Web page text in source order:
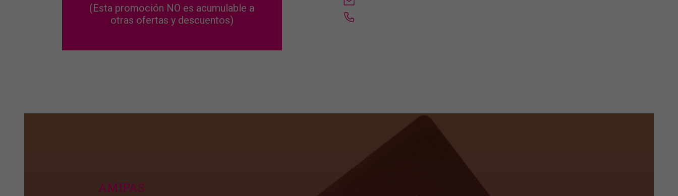
(Esta promoción NO es acumulable a
otras ofertas y descuentos)
AMIPAS